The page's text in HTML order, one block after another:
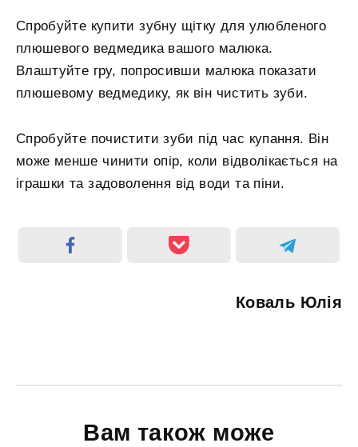
Спробуйте купити зубну щітку для улюбленого
плюшевого ведмедика вашого малюка.
Влаштуйте гру, попросивши малюка показати
плюшевому ведмедику, як він чистить зуби.
Спробуйте почистити зуби під час купання. Він
може менше чинити опір, коли відволікається на
іграшки та задоволення від води та піни.
Коваль Юлія
Вам також може